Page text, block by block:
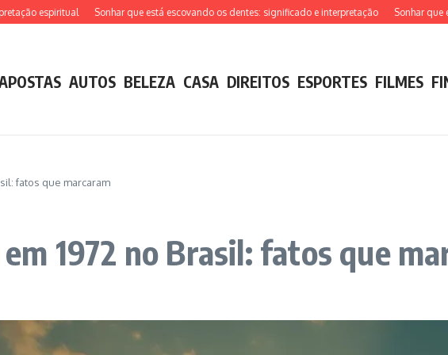
espiritual Sonhar que está escovando os dentes: significado e interpretação Sonhar que está
AUTOS BELEZA CASA DIREITOS ESPORTES FILMES
fatos que marcaram
1972 no Brasil: fatos que